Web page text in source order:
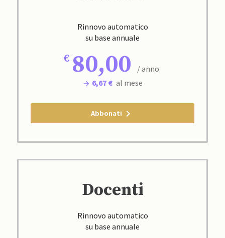
Rinnovo automatico
su base annuale
80,00
/ anno
6,67 € al mese
Abbonati
Docenti
Rinnovo automatico
su base annuale